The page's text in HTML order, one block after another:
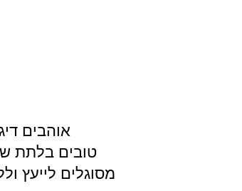
אוהבים
טובים בלתת
מסוגלים לייעץ